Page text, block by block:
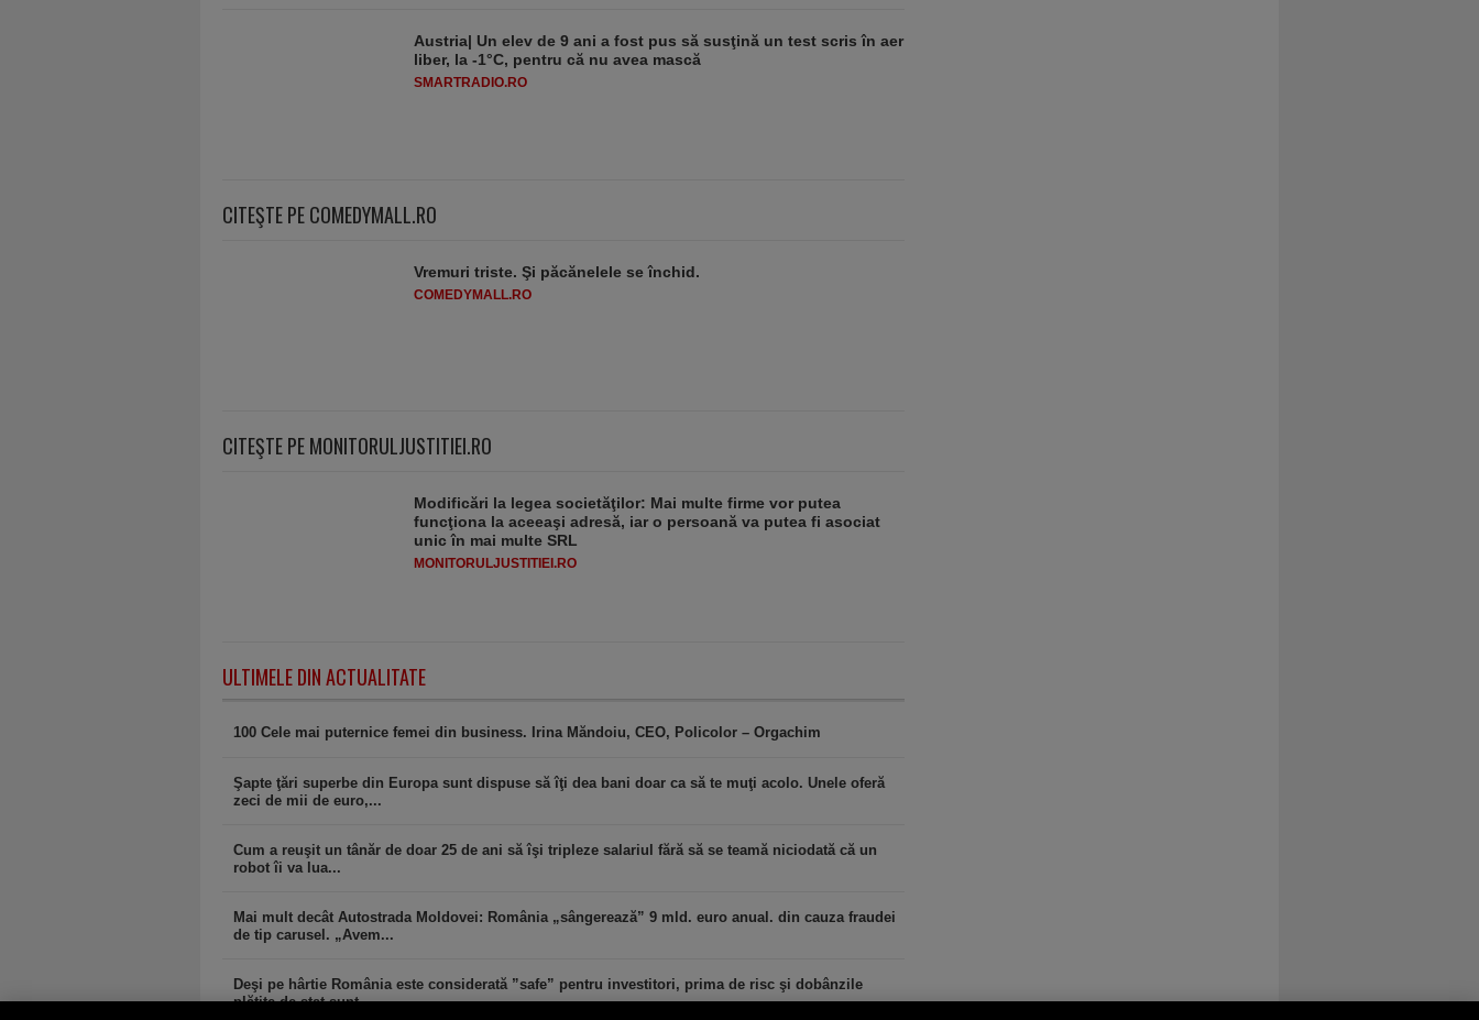
Austria| Un elev de 9 ani a fost pus să susţină un test scris în aer
liber, la -1°C, pentru că nu avea mască
SMARTRADIO.RO
CITEŞTE PE COMEDYMALL.RO
Vremuri triste. Şi păcănelele se închid.
COMEDYMALL.RO
CITEŞTE PE MONITORULJUSTITIEI.RO
Modificări la legea societăţilor: Mai multe firme vor putea
funcţiona la aceeaşi adresă, iar o persoană va putea fi asociat
unic în mai multe SRL
MONITORULJUSTITIEI.RO
ULTIMELE DIN ACTUALITATE
100 Cele mai puternice femei din business. Irina Măndoiu, CEO, Policolor – Orgachim
Şapte ţări superbe din Europa sunt dispuse să îţi dea bani doar ca să te muţi acolo. Unele oferă
zeci de mii de euro,...
Cum a reuşit un tânăr de doar 25 de ani să îşi tripleze salariul fără să se teamă niciodată că un
robot îi va lua...
Mai mult decât Autostrada Moldovei: România „sângerează” 9 mld. euro anual. din cauza fraudei
de tip carusel. „Avem...
Deşi pe hârtie România este considerată ”safe” pentru investitori, prima de risc şi dobânzile
plătite de stat sunt...